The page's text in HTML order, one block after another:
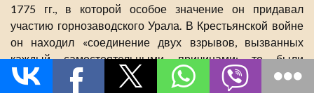
1775 гг., в которой особое значение он придавал
участию горнозаводского Урала. В Крестьянской войне
он находил «соединение двух взрывов, вызванных
каждый самостоятельными причинами: то были
конечные эпизоды борьбы за свободу уральского